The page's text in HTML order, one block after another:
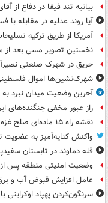
بیانیه تند فیفا در دفاع از
آیا روند عدلیه در مقابله
آمریکا از طریق ترکیه
نخستین تصویر مسی بعد از
حریق در شهرک صنعتی
شهرک‌نشین‌ها اموال
آخرین وضعیت میدان نبرد
راز عبور مخفی جنگنده‌های
نقشه راه ۱۵ ماده‌ای صلح غزه در بن‌بست
واکنش کنایه‌آمیز به عضویت
قله دماوند در تابستان
وضعیت امنیتی منطقه پس
عامل افزایش قبوض آب و
سرنگون‌کردن پهپاد اوکراینی